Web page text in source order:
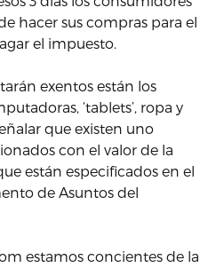
hacer sus compras para el
el impuesto.
exentos están los
‘tablets’, ropa y
que existen uno
con el valor de la
están especificados en el
de Asuntos del
estamos concientes de la